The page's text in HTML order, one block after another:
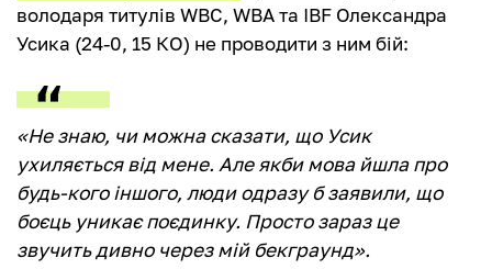
володаря титулів WBC, WBA та IBF Олександра
Усика (24-0, 15 КО) не проводити з ним бій:
«Не знаю, чи можна сказати, що Усик
ухиляється від мене. Але якби мова йшла про
будь-кого іншого, люди одразу б заявили, що
боєць уникає поєдинку. Просто зараз це
звучить дивно через мій бекграунд».